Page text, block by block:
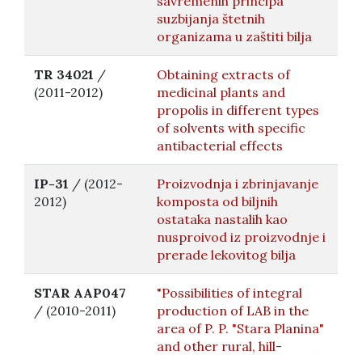
suzbijanja štetnih
organizama u zaštiti bilja
TR 34021 /
(2011-2012)
Obtaining extracts of
medicinal plants and
propolis in different types
of solvents with specific
antibacterial effects
IP-31 / (2012-
2012)
Proizvodnja i zbrinjavanje
komposta od biljnih
ostataka nastalih kao
nusproivod iz proizvodnje i
prerade lekovitog bilja
STAR AAP047
/ (2010-2011)
"Possibilities of integral
production of LAB in the
area of ​​P. P. "Stara Planina"
and other rural, hill-